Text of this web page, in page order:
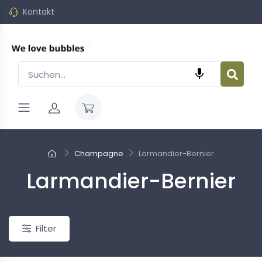
Kontakt

Champagne Larmandier-Bernier
Larmandier-Bernier
Neu
Filter